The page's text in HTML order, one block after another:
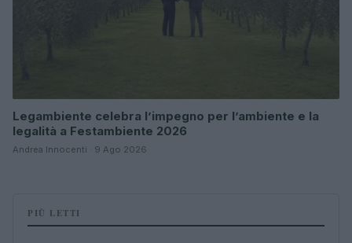
Legambiente celebra l’impegno per l’ambiente e la
legalità a Festambiente 2026
Andrea Innocenti · 9 Ago 2026
PIÙ LETTI